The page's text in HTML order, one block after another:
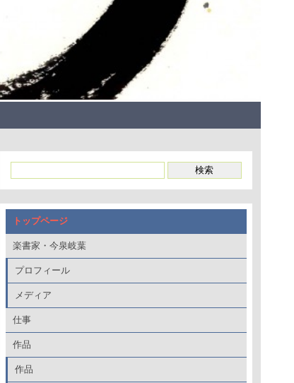
トップページ
楽書家・今泉岐葉
プロフィール
メディア
仕事
作品
作品